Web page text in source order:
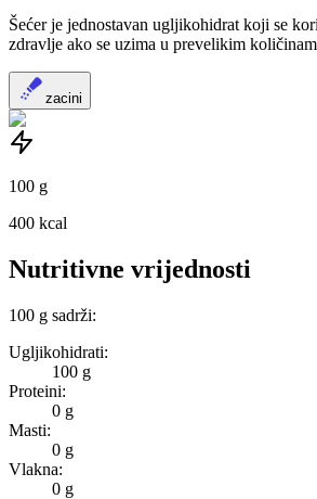
Šećer je jednostavan ugljikohidrat koji se
zdravlje ako se uzima u prevelikim
zacini
100 g
400 kcal
Nutritivne vrijednosti
100 g sadrži:
Ugljikohidrati:
100 g
Proteini:
0 g
Masti:
0 g
Vlakna:
0 g